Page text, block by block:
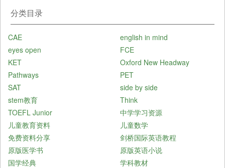
分类目录
CAE
english in mind
eyes open
FCE
KET
Oxford New Headway
Pathways
PET
SAT
side by side
stem教育
Think
TOEFL Junior
中学学习资源
儿童教育资料
儿童数学
免费资料分享
剑桥国际英语教程
原版医学书
原版英语小说
国学经典
学科教材